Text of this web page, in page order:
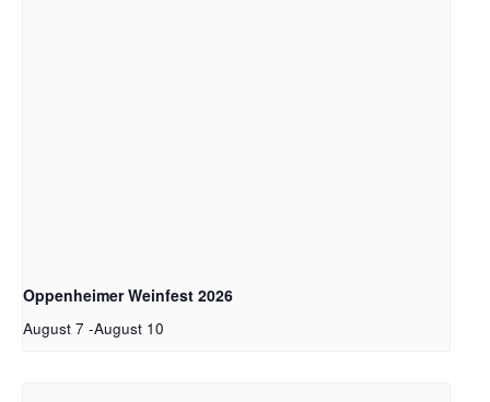
Oppenheimer Weinfest 2026
August 7 -August 10